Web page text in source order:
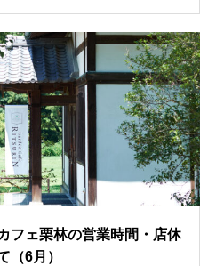
フェ栗林の営業時間・店休
（6月）